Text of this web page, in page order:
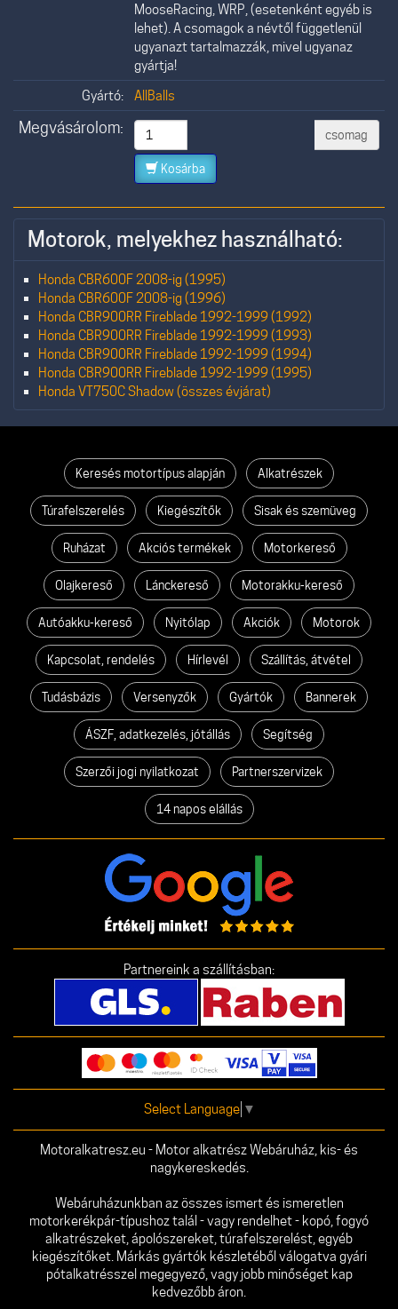
MooseRacing, WRP, (esetenként egyéb is
lehet). A csomagok a névtől függetlenül
ugyanazt tartalmazzák, mivel ugyanaz
gyártja!
Gyártó:
AllBalls
Megvásárolom: csomag
Kosárba
Motorok, melyekhez használható:
Honda CBR600F 2008-ig (1995)
Honda CBR600F 2008-ig (1996)
Honda CBR900RR Fireblade 1992-1999 (1992)
Honda CBR900RR Fireblade 1992-1999 (1993)
Honda CBR900RR Fireblade 1992-1999 (1994)
Honda CBR900RR Fireblade 1992-1999 (1995)
Honda VT750C Shadow (összes évjárat)
Keresés motortípus alapján Alkatrészek
Túrafelszerelés Kiegészítők Sisak és szemüveg
Ruházat Akciós termékek Motorkereső
Olajkereső Lánckereső Motorakku-kereső
Autóakku-kereső Nyitólap Akciók Motorok
Kapcsolat, rendelés Hírlevél Szállítás, átvétel
Tudásbázis Versenyzők Gyártók Bannerek
ÁSZF, adatkezelés, jótállás Segítség
Szerzői jogi nyilatkozat Partnerszervizek
14 napos elállás
Partnereink a szállításban:
Select Language ▼
Motoralkatresz.eu - Motor alkatrész Webáruház, kis- és
nagykereskedés.
Webáruházunkban az összes ismert és ismeretlen
motorkerékpár-típushoz talál - vagy rendelhet - kopó, fogyó
alkatrészeket, ápolószereket, túrafelszerelést, egyéb
kiegészítőket. Márkás gyártók készletéből válogatva gyári
pótalkatrésszel megegyező, vagy jobb minőséget kap
kedvezőbb áron.